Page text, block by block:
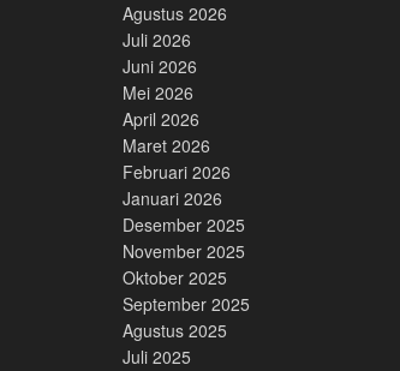
Agustus 2026
Juli 2026
Juni 2026
Mei 2026
April 2026
Maret 2026
Februari 2026
Januari 2026
Desember 2025
November 2025
Oktober 2025
September 2025
Agustus 2025
Juli 2025